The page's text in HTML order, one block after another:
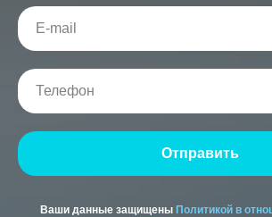
Отправить
Ваши данные защищены Политикой в